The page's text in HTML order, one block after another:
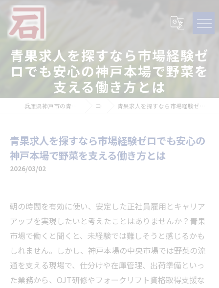
青果求人を探すなら市場経験ゼ
ロでも安心の神戸本場で野菜を
支える働き方とは
兵庫県神戸市の青果の求人なら石田青果株式会社 コラム 青果求人を探すなら市場経験ゼロでも安心の神戸本場で野菜を支える働き方とは
青果求人を探すなら市場経験ゼロでも安心の
神戸本場で野菜を支える働き方とは
2026/03/02
朝の時間を有効に使い、安定した正社員雇用とキャリア
アップを実現したいと考えたことはありませんか？青果
市場で働くと聞くと、未経験では難しそうと感じるかも
しれません。しかし、神戸本場の中央市場では野菜の流
通を支える現場で、仕分けや在庫管理、出荷準備といっ
た業務から、OJT研修やフォークリフト資格取得支援な